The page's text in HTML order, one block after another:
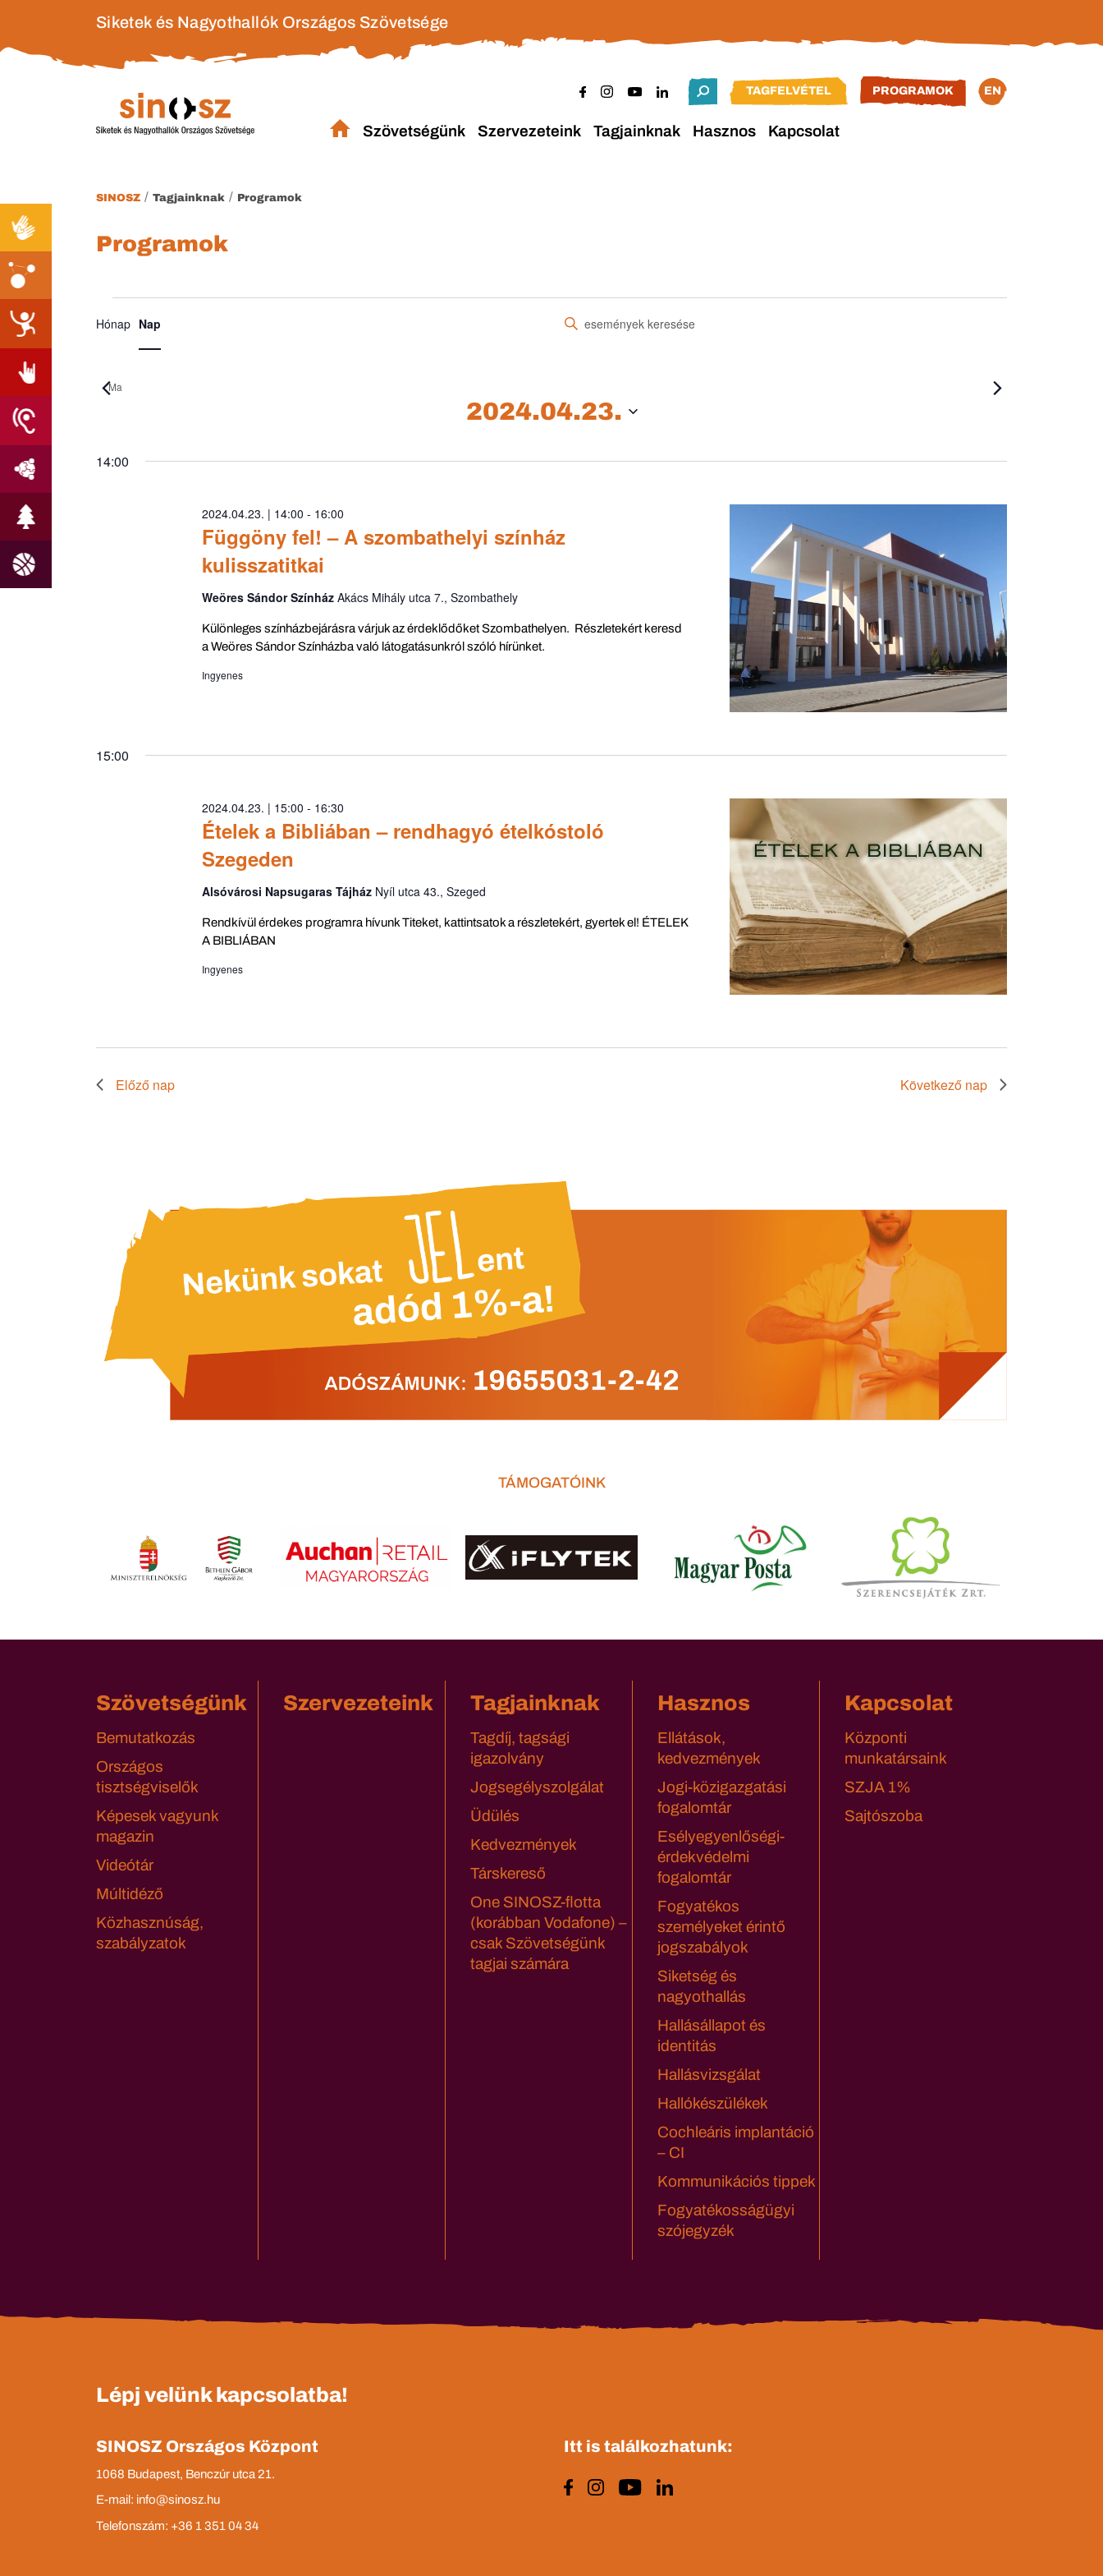
Siketek és Nagyothallók Országos Szövetsége
TAGFELVÉTEL PROGRAMOK EN
Szövetségünk Szervezeteink Tagjainknak Hasznos Kapcsolat
SINOSZ / Tagjainknak / Programok
Programok
Események
2024.04.23.
Írja
meg
keresőszóval.
nézet
Hónap Nap
Ma
2024.04.23.
14:00
Függöny fel! – A szombathelyi színház
kulisszatitkai
2024.04.23. | 14:00 - 16:00
Weöres Sándor Színház Akács Mihály utca 7., Szombathely
Különleges színházbejárásra várjuk az érdeklődőket Szombathelyen. Részletekért keresd
a Weöres Sándor Színházba való látogatásunkról szóló hírünket.
Ingyenes
15:00
Ételek a Bibliában – rendhagyó ételkóstoló
Szegeden
2024.04.23. | 15:00 - 16:30
Alsóvárosi Napsugaras Tájház Nyíl utca 43., Szeged
Rendkívül érdekes programra hívunk Titeket, kattintsatok a részletekért, gyertek el! ÉTELEK
A BIBLIÁBAN
Ingyenes
Előző nap Következő nap
TÁMOGATÓINK
Szövetségünk
Bemutatkozás
Országos
tisztségviselők
Képesek vagyunk
magazin
Videótár
Múltidéző
Közhasznúság,
szabályzatok
Szervezeteink Tagjainknak
Tagdíj, tagsági
igazolvány
Jogsegélyszolgálat
Üdülés
Kedvezmények
Társkereső
One SINOSZ-flotta
(korábban Vodafone) –
csak Szövetségünk
tagjai számára
Hasznos
Ellátások,
kedvezmények
Jogi-közigazgatási
fogalomtár
Esélyegyenlőségi-
érdekvédelmi
fogalomtár
Fogyatékos
személyeket érintő
jogszabályok
Siketség és
nagyothallás
Hallásállapot és
identitás
Hallásvizsgálat
Hallókészülékek
Cochleáris implantáció
– CI
Kommunikációs tippek
Fogyatékosságügyi
szójegyzék
Kapcsolat
Központi
munkatársaink
SZJA 1%
Sajtószoba
Lépj velünk kapcsolatba!
SINOSZ Országos Központ
1068 Budapest, Benczúr utca 21.
E-mail: info@sinosz.hu
Telefonszám: +36 1 351 04 34
Itt is találkozhatunk: